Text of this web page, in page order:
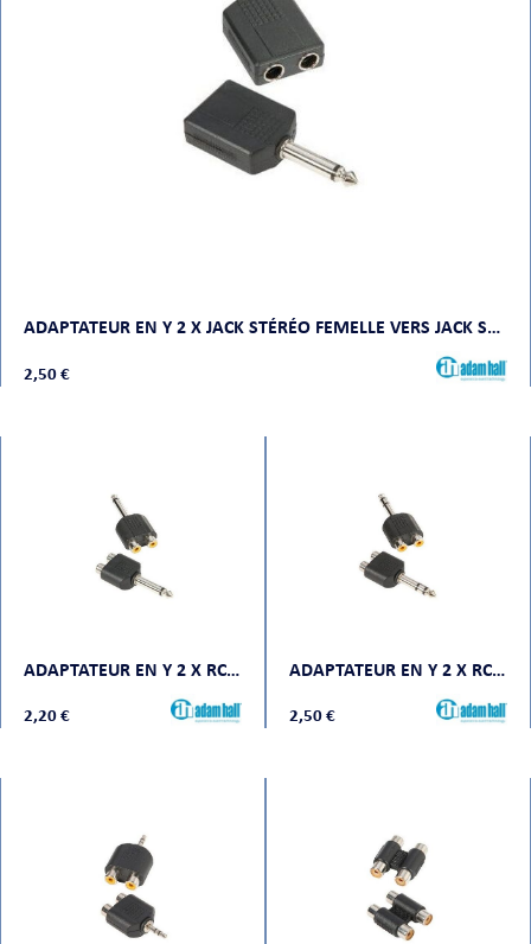
ADAPTATEUR EN Y 2 X JACK STÉRÉO FEMELLE VERS JACK STÉRÉO MÂLE
2,50 €
ADAPTATEUR EN Y 2 X RCA MONO FEMELLE VERS JACK MONO MÂLE
2,20 €
ADAPTATEUR EN Y 2 X RCA MONO FEMELLE VERS JACK STÉRÉO MÂLE
2,50 €